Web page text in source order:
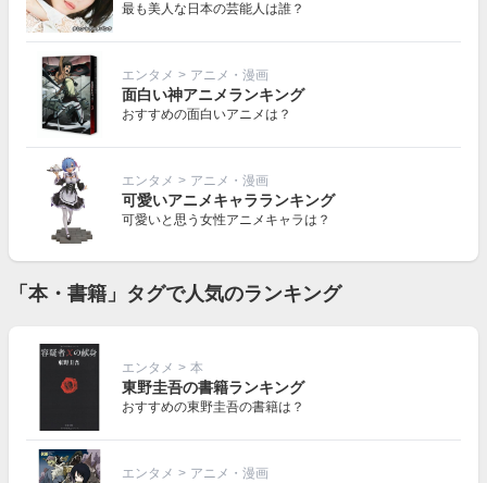
最も美人な日本の芸能人は誰？
エンタメ > アニメ・漫画
面白い神アニメランキング
おすすめの面白いアニメは？
エンタメ > アニメ・漫画
可愛いアニメキャラランキング
可愛いと思う女性アニメキャラは？
「本・書籍」タグで人気のランキング
エンタメ > 本
東野圭吾の書籍ランキング
おすすめの東野圭吾の書籍は？
エンタメ > アニメ・漫画